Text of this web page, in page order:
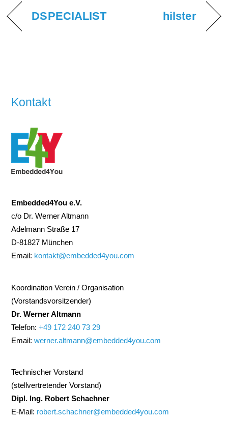
DSPECIALIST hilster
Kontakt
Embedded4You e.V.
c/o Dr. Werner Altmann
Adelmann Straße 17
D-81827 München
Email: kontakt@embedded4you.com
Koordination Verein / Organisation
(Vorstandsvorsitzender)
Dr. Werner Altmann
Telefon:+49 172 240 73 29
Email:werner.altmann@embedded4you.com
Technischer Vorstand
(stellvertretender Vorstand)
Dipl. Ing. Robert Schachner
E-Mail: robert.schachner@embedded4you.com